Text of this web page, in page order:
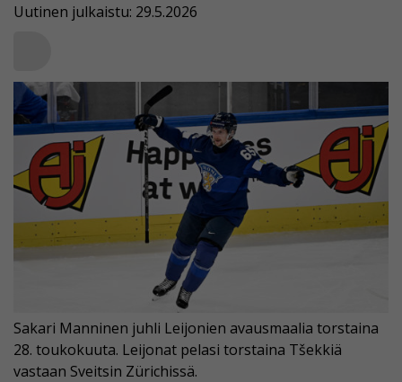
Uutinen julkaistu: 29.5.2026
Sakari Manninen juhli Leijonien avausmaalia torstaina
28. toukokuuta. Leijonat pelasi torstaina Tšekkiä
vastaan Sveitsin Zürichissä.